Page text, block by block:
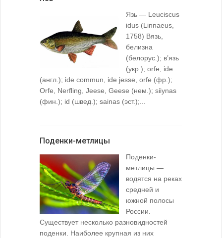
Язь — Leuciscus
idus (Linnaeus,
1758) Вязь,
белизна
(белорус.); в’язь
(укр.); orfe, ide
(англ.); ide commun, ide jesse, orfe (фр.);
Orfe, Nerfling, Jeese, Geese (нем.); siiynas
(фин.); id (швед.); sainas (эст.);...
Поденки-метлицы
Поденки-
метлицы —
водятся на реках
средней и
южной полосы
России.
Существует несколько разновидностей
поденки. Наиболее крупная из них